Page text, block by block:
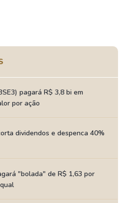
pagará R$ 3,8 bi em
por ação
dividendos e despenca 40%
"bolada" de R$ 1,63 por